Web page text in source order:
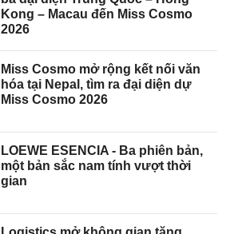
Kong – Macau đến Miss Cosmo
2026
Miss Cosmo mở rộng kết nối văn
hóa tại Nepal, tìm ra đại diện dự
Miss Cosmo 2026
LOEWE ESENCIA - Ba phiên bản,
một bản sắc nam tính vượt thời
gian